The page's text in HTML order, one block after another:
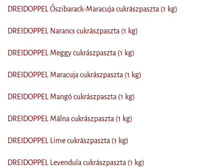
DREIDOPPEL Őszibarack-Maracuja cukrászpaszta (1 kg)
DREIDOPPEL Narancs cukrászpaszta (1 kg)
DREIDOPPEL Meggy cukrászpaszta (1 kg)
DREIDOPPEL Maracuja cukrászpaszta (1 kg)
DREIDOPPEL Mangó cukrászpaszta (1 kg)
DREIDOPPEL Málna cukrászpaszta (1 kg)
DREIDOPPEL Lime cukrászpaszta (1 kg)
DREIDOPPEL Levendula cukrászpaszta (1 kg)